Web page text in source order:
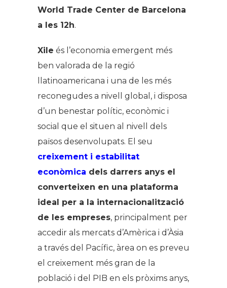
World Trade Center de Barcelona
a les 12h.
Xile és l’economia emergent més
ben valorada de la regió
llatinoamericana i una de les més
reconegudes a nivell global, i disposa
d’un benestar polític, econòmic i
social que el situen al nivell dels
països desenvolupats. El seu
creixement i estabilitat
econòmica dels darrers anys el
converteixen en una plataforma
ideal per a la internacionalització
de les empreses, principalment per
accedir als mercats d’Amèrica i d’Àsia
a través del Pacífic, àrea on es preveu
el creixement més gran de la
població i del PIB en els pròxims anys,